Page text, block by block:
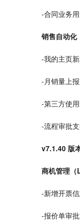
-合同业务
销售自动化
-我的主页
-月销量上
-第三方使
-流程审批
v7.1.40 版
商机管理（
-新增开票
-报价单审